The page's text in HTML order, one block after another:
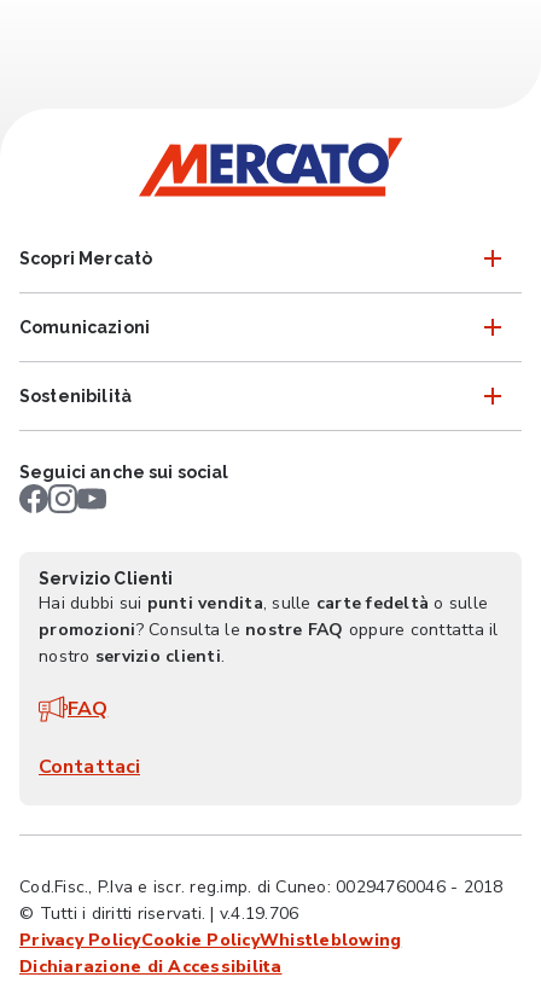
Scopri Mercatò
Comunicazioni
Sostenibilità
Seguici anche sui social
Servizio Clienti
Hai dubbi sui punti vendita, sulle carte fedeltà o sulle
promozioni? Consulta le nostre FAQ oppure conttatta il
nostro servizio clienti.
FAQ
Contattaci
Cod.Fisc., P.Iva e iscr. reg.imp. di Cuneo: 00294760046 - 2018
© Tutti i diritti riservati. | v.4.19.706
Privacy PolicyCookie PolicyWhistleblowing
Dichiarazione di Accessibilita